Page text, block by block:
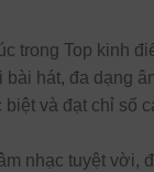
trong Top kinh
hát, đa dạng
và đạt chỉ số
nhạc tuyệt vời,